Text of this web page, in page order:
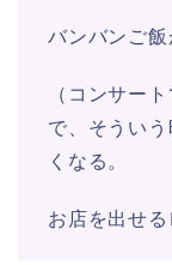
バンバンご飯
（コンサー
で、そうい
くなる。
お店を出せる